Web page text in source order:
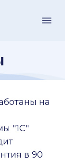
на
"1С"
в 90